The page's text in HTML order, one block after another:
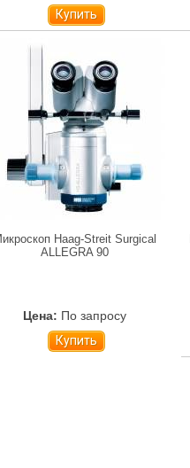
Купить
Haag-Streit Surgical
ALLEGRA 90
Цена: По запросу
Купить